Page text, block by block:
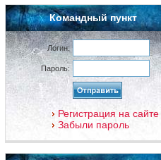
Командный пункт
Логин:
Пароль:
Регистрация на сайте
Забыли пароль